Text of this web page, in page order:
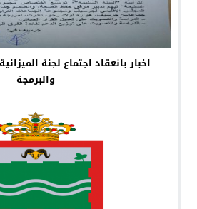
اخبار بانعقاد اجتماع لجنة
والبرمجة